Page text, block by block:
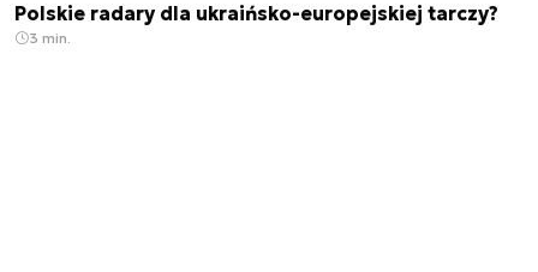
Polskie radary dla ukraińsko-europejskiej tarczy?
3 min.